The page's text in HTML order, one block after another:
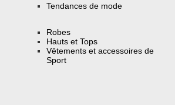
Tendances de mode
Robes
Hauts et Tops
Vêtements et accessoires de
Sport